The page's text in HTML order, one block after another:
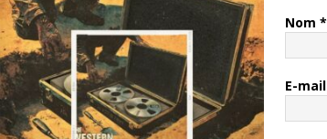
Nom *
E-mail